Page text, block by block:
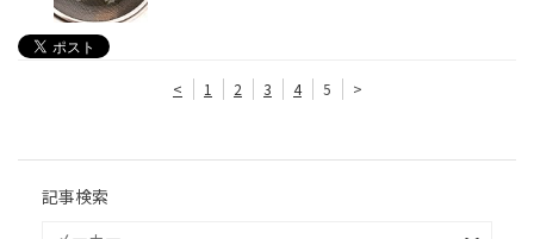
< 1 2 3 4 5 >
記事検索